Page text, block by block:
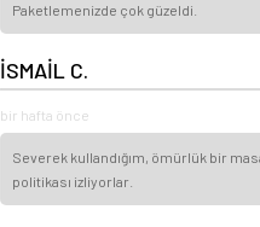
Paketlemenizde çok güzeldi.
İSMAİL C.
bir hafta önce
Severek kullandığım, ömürlük bir
politikası izliyorlar.